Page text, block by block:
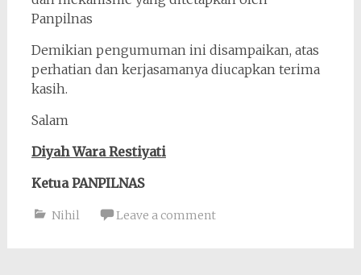
Panpilnas
Demikian pengumuman ini disampaikan, atas
perhatian dan kerjasamanya diucapkan terima
kasih.
Salam
Diyah Wara Restiyati
Ketua PANPILNAS
Nihil Leave a comment